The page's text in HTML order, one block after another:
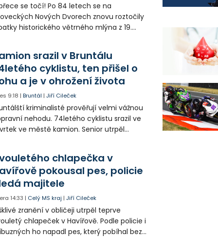
se točí! Po 84 letech se na
Nových Dvorech znovu roztočily
historického větrného mlýna z 19.
srazil v Bruntálu
cyklistu, ten přišel o
a je v ohrožení života
9:18 |Bruntál |Jiří Cileček
kriminalisté prověřují velmi vážnou
nehodu. 74letého cyklistu srazil ve
ve městě kamion. Senior utrpěl
případné svědky.chlapečka v
pokousal pes, policie
majitele
14:33 | Celý MS kraj |Jiří Cileček
zranění v obličeji utrpěl teprve
chlapeček v Havířově. Podle policie i
ho napadl pes, který pobíhal bez